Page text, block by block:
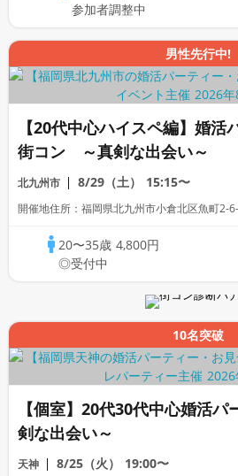
参加者調整中
男性先行中!
【20代中心ハイスペ編】婚活
街コン ～真剣な出会い～
北九州市 8/29（土） 15:15〜
開催地住所：福岡県北九州市小倉北区魚町2-
20〜35歳 4,800円
◎受付中
10名突破
【個室】20代30代中心婚活パ
剣な出会い～
天神 8/25（火） 19:00〜